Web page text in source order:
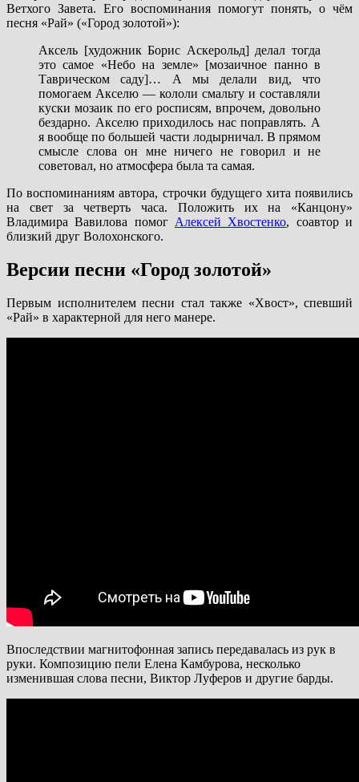
Ветхого Завета. Его воспоминания помогут понять, о чём
песня «Рай» («Город золотой»):
Аксель [художник Борис Аскерольд] делал тогда
это самое «Небо на земле» [мозаичное панно в
Таврическом саду]… А мы делали вид, что
помогаем Акселю — кололи смальту и составляли
куски мозаик по его росписям, впрочем, довольно
бездарно. Акселю приходилось нас поправлять. А
я вообще по большей части лодырничал. В прямом
смысле слова он мне ничего не говорил и не
советовал, но атмосфера была та самая.
По воспоминаниям автора, строчки будущего хита появились
на свет за четверть часа. Положить их на «Канцону»
Владимира Вавилова помог Алексей Хвостенко, соавтор и
близкий друг Волохонского.
Версии песни «Город золотой»
Первым исполнителем песни стал также «Хвост», спевший
«Рай» в характерной для него манере.
Впоследствии магнитофонная запись передавалась из рук в
руки. Композицию пели Елена Камбурова, несколько
изменившая слова песни, Виктор Луферов и другие барды.